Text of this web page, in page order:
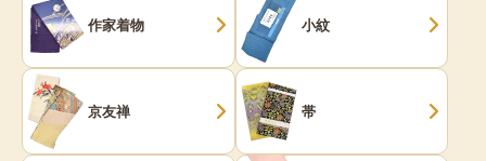
作家着物 小紋
京友禅 帯